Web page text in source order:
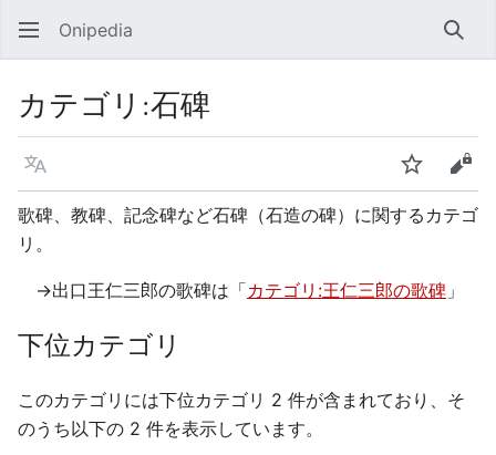
Onipedia 検索
カテゴリ :石碑
言語 ウォッチソ
歌碑、教碑、記念碑など石碑（石造の碑）に関するカテゴ
リ。
→出口王仁三郎の歌碑は「カテゴリ:王仁三郎の歌碑 」
下位カテゴリ
このカテゴリには下位カテゴリ 2 件が含まれており、そ
のうち以下の 2 件を表示しています。